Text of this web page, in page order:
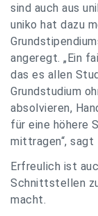
sind auch aus
uniko hat dazu
angeregt. „Ein
das es allen
Grundstudium
absolvieren,
für eine höhere
mittragen“, sagt
Erfreulich ist
Schnittstellen
macht.